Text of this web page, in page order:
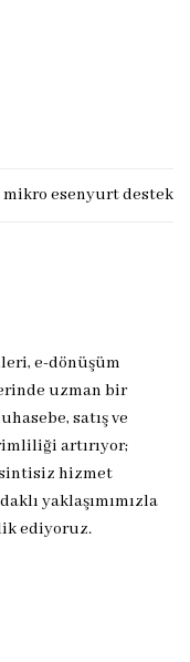
mikro esenyurt destek
e-dönüşüm
uzman bir
satış ve
artırıyor;
hizmet
yaklaşımımızla
ediyoruz.